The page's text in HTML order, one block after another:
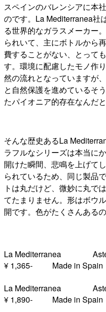
スペインのバレンシアに本
のです。La Mediterranea社
る世界的なガラスメーカー
られいて、主にボトルから
費することがない、とって
す。環境に配慮したモノ作
然の流れとなっていますが
と自然保護を進めているそ
たパイオニア的存在なんだと
そんな歴史あるLa
ラフルなシリーズは本当に
開けた瞬間、悲鳴を上げて
られているため、同じ製品
トは丸だけど、微妙に丸で
てたまりません。形はボウ
開です。色がたくさんある
La Mediterranea Aster
¥ 1,365- Made in Spain
La Mediterranea Aster
¥ 1,890- Made in Spain